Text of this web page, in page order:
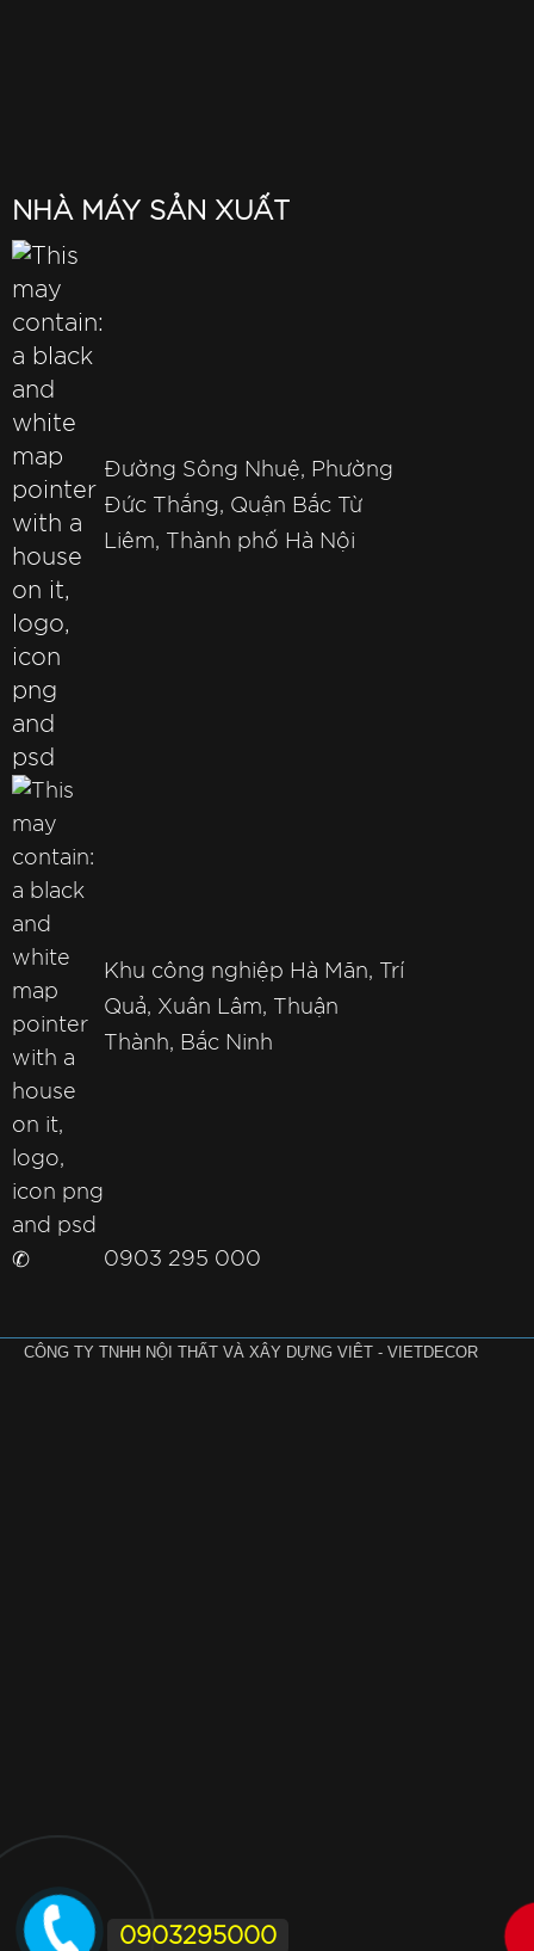
NHÀ MÁY SẢN XUẤT
Đường Sông Nhuệ, Phường
Đức Thắng, Quận Bắc Từ
Liêm, Thành phố Hà Nội
Khu công nghiệp Hà Mãn, Trí
Quả, Xuân Lâm, Thuận
Thành, Bắc Ninh
✆ 0903 295 000
CÔNG TY TNHH NỘI THẤT VÀ XÂY DỰNG VIÊT - VIETDECOR
0903295000